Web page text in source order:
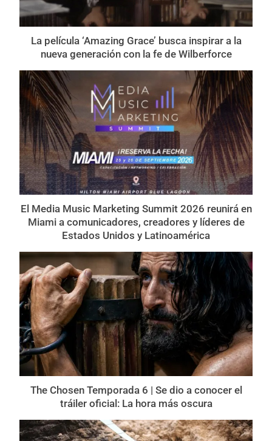
La película ‘Amazing Grace’ busca inspirar a la
nueva generación con la fe de Wilberforce
El Media Music Marketing Summit 2026 reunirá en
Miami a comunicadores, creadores y líderes de
Estados Unidos y Latinoamérica
The Chosen Temporada 6 | Se dio a conocer el
tráiler oficial: La hora más oscura